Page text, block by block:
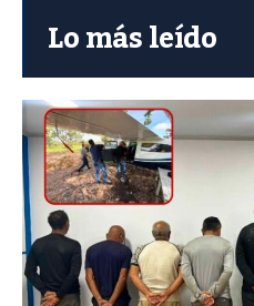
Lo más leído